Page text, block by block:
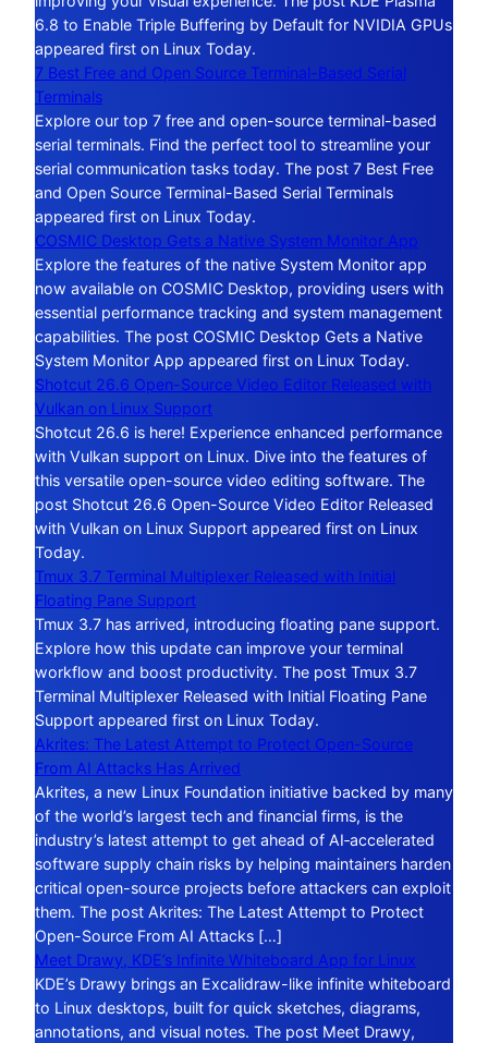
6.8 to Enable Triple Buffering by Default for NVIDIA GPUs
appeared first on Linux Today.
7 Best Free and Open Source Terminal-Based Serial
Terminals
Explore our top 7 free and open-source terminal-based
serial terminals. Find the perfect tool to streamline your
serial communication tasks today. The post 7 Best Free
and Open Source Terminal-Based Serial Terminals
appeared first on Linux Today.
COSMIC Desktop Gets a Native System Monitor App
Explore the features of the native System Monitor app
now available on COSMIC Desktop, providing users with
essential performance tracking and system management
capabilities. The post COSMIC Desktop Gets a Native
System Monitor App appeared first on Linux Today.
Shotcut 26.6 Open-Source Video Editor Released with
Vulkan on Linux Support
Shotcut 26.6 is here! Experience enhanced performance
with Vulkan support on Linux. Dive into the features of
this versatile open-source video editing software. The
post Shotcut 26.6 Open-Source Video Editor Released
with Vulkan on Linux Support appeared first on Linux
Today.
Tmux 3.7 Terminal Multiplexer Released with Initial
Floating Pane Support
Tmux 3.7 has arrived, introducing floating pane support.
Explore how this update can improve your terminal
workflow and boost productivity. The post Tmux 3.7
Terminal Multiplexer Released with Initial Floating Pane
Support appeared first on Linux Today.
Akrites: The Latest Attempt to Protect Open-Source
From AI Attacks Has Arrived
Akrites, a new Linux Foundation initiative backed by many
of the world’s largest tech and financial firms, is the
industry’s latest attempt to get ahead of AI‑accelerated
software supply chain risks by helping maintainers harden
critical open-source projects before attackers can exploit
them. The post Akrites: The Latest Attempt to Protect
Open-Source From AI Attacks […]
Meet Drawy, KDE’s Infinite Whiteboard App for Linux
KDE’s Drawy brings an Excalidraw-like infinite whiteboard
to Linux desktops, built for quick sketches, diagrams,
annotations, and visual notes. The post Meet Drawy,